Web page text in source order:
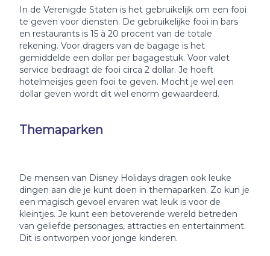
In de Verenigde Staten is het gebruikelijk om een fooi
te geven voor diensten. De gebruikelijke fooi in bars
en restaurants is 15 à 20 procent van de totale
rekening. Voor dragers van de bagage is het
gemiddelde een dollar per bagagestuk. Voor valet
service bedraagt de fooi circa 2 dollar. Je hoeft
hotelmeisjes geen fooi te geven. Mocht je wel een
dollar geven wordt dit wel enorm gewaardeerd.
Themaparken
De mensen van Disney Holidays dragen ook leuke
dingen aan die je kunt doen in themaparken. Zo kun je
een magisch gevoel ervaren wat leuk is voor de
kleintjes. Je kunt een betoverende wereld betreden
van geliefde personages, attracties en entertainment.
Dit is ontworpen voor jonge kinderen.